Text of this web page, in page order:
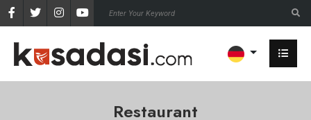
Restaurant